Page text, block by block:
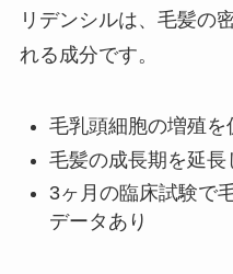
リデンシルは、毛髪の
れる成分です。
毛乳頭細胞の増殖を
毛髪の成長期を延
3ヶ月の臨床試験で
データあり